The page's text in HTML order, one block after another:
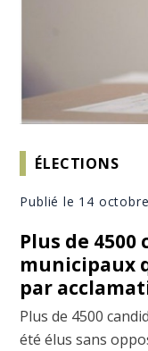
ÉLECTIONS
Publié le 14
Plus de
municipaux
par
Plus de 4500
été élus sans